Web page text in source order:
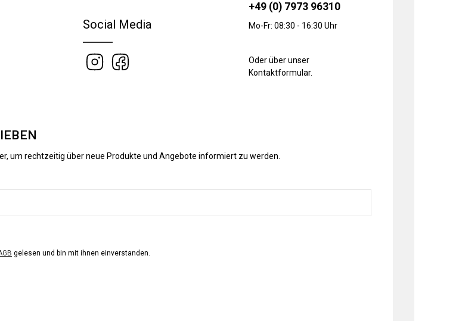
Social Media
+49 (0) 7973 96310
Mo-Fr: 08:30 - 16:30 Uhr
Oder über unser
Kontaktformular.
um rechtzeitig über neue Produkte und Angebote informiert zu werden.
gelesen und bin mit ihnen einverstanden.